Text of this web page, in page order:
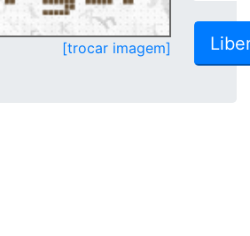
[trocar imagem]